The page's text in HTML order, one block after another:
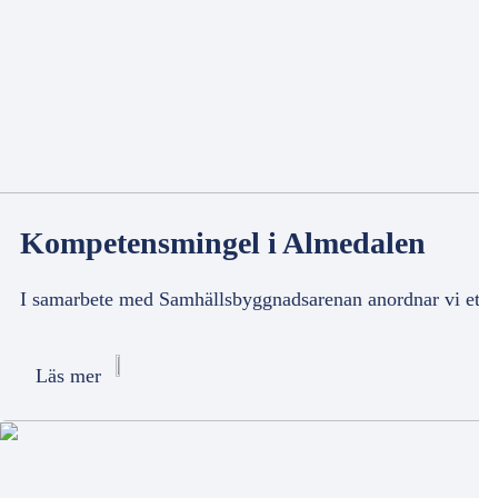
Kompetensmingel i Almedalen
I samarbete med Samhällsbyggnadsarenan anordnar
Läs mer